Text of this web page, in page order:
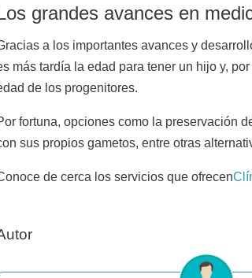
grandes avances en
a los importantes avances y
más tardía la edad para tener un hijo y,
de los progenitores.
fortuna, opciones como la preservación
sus propios gametos, entre otras
de cerca los servicios que ofrecen